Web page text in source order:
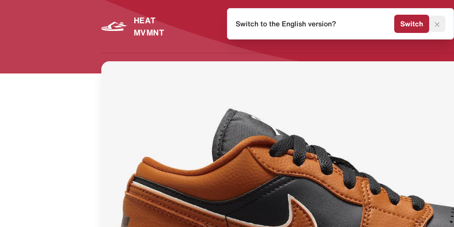
HEAT
MVMNT
Release Kalender Sneaker
Switch to the English version? Switch ×